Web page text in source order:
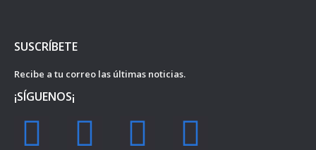
SUSCRÍBETE
Recibe a tu correo las últimas noticias.
¡SÍGUENOS¡
F
I
Y
T